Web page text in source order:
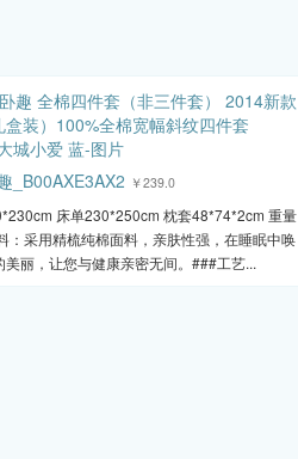
_B00AXE3AX2 ￥239.0
床单230*250cm 枕套48*74*2cm 重量
：采用精梳纯棉面料，亲肤性强，在睡眠中唤
美丽，让您与健康亲密无间。###工艺...